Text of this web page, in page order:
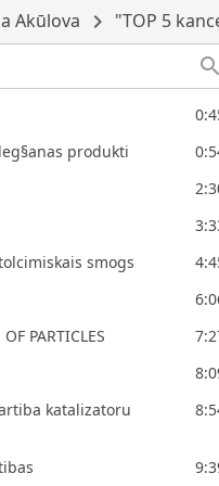
Akūlova chevron_right "TOP 5
search
produkti
smogs
PARTICLES
katalizatoru